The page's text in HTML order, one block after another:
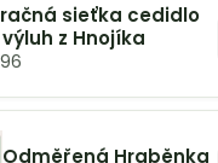
sieťka cedidlo
z Hnojíka
Odměřená Hraběnka